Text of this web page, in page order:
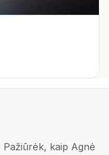
kaip Agnė